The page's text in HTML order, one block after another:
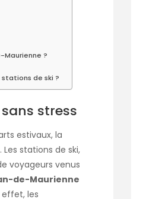
?
de ski ?
stress
estivaux, la
stations de ski,
voyageurs venus
de-Maurienne
effet, les